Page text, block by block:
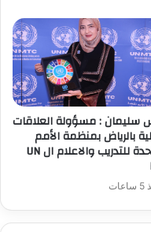
سليمان : مسؤولة العلاقات
بالرياض بمنظمة الأمم
المتحدة للتدريب والاعلام ال UN